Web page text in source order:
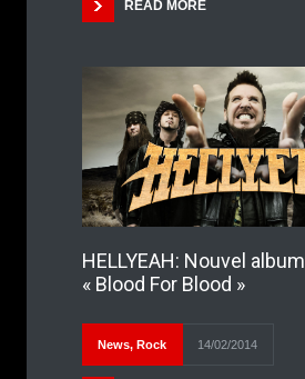
READ MORE
HELLYEAH: Nouvel album
« Blood For Blood »
News, Rock 14/02/2014